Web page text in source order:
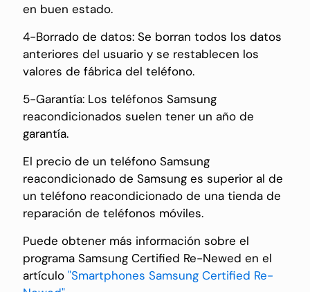
en buen estado.
4-Borrado de datos: Se borran todos los datos
anteriores del usuario y se restablecen los
valores de fábrica del teléfono.
5-Garantía: Los teléfonos Samsung
reacondicionados suelen tener un año de
garantía.
El precio de un teléfono Samsung
reacondicionado de Samsung es superior al de
un teléfono reacondicionado de una tienda de
reparación de teléfonos móviles.
Puede obtener más información sobre el
programa Samsung Certified Re-Newed en el
artículo "Smartphones Samsung Certified Re-